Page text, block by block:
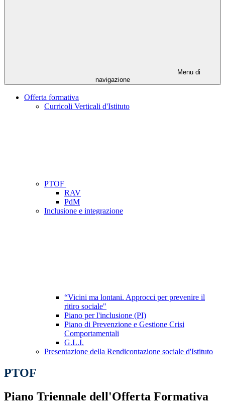
Menu di
navigazione
Offerta formativa
Curricoli Verticali d'Istituto
PTOF
RAV
PdM
Inclusione e integrazione
“Vicini ma lontani. Approcci per prevenire il
ritiro sociale"
Piano per l'inclusione (PI)
Piano di Prevenzione e Gestione Crisi
Comportamentali
G.L.I.
Presentazione della Rendicontazione sociale d'Istituto
PTOF
Piano Triennale dell'Offerta Formativa